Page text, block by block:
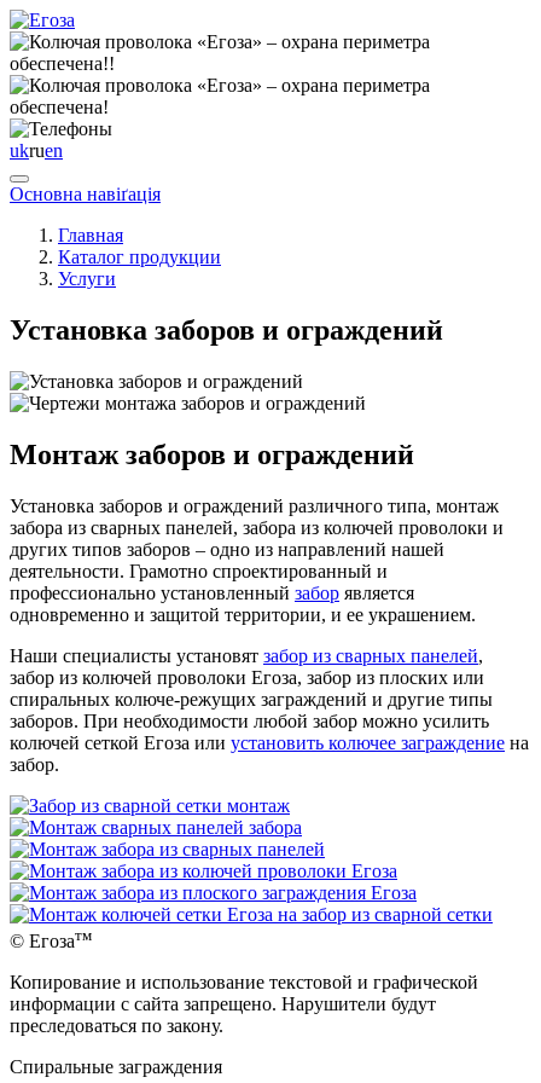
ukruen
Основна навіґація
Главная
Каталог продукции
Услуги
Установка заборов и ограждений
Монтаж заборов и ограждений
Установка заборов и ограждений различного типа, монтаж
забора из сварных панелей, забора из колючей проволоки и
других типов заборов – одно из направлений нашей
деятельности. Грамотно спроектированный и
профессионально установленный забор является
одновременно и защитой территории, и ее украшением.
Наши специалисты установят забор из сварных панелей,
забор из колючей проволоки Егоза, забор из плоских или
спиральных колюче-режущих заграждений и другие типы
заборов. При необходимости любой забор можно усилить
колючей сеткой Егоза или установить колючее заграждение на
забор.
© Егозатм
Копирование и использование текстовой и графической
информации с сайта запрещено. Нарушители будут
преследоваться по закону.
Спиральные заграждения